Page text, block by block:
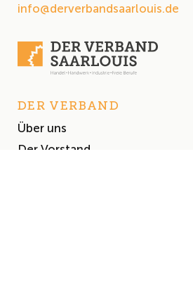
info@derverbandsaarlouis.de
DER VERBAND
Über uns
Der Vorstand